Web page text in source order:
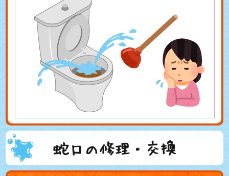
蛇口の修理・交換